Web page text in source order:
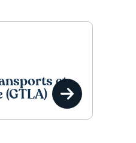
et
(GTLA)